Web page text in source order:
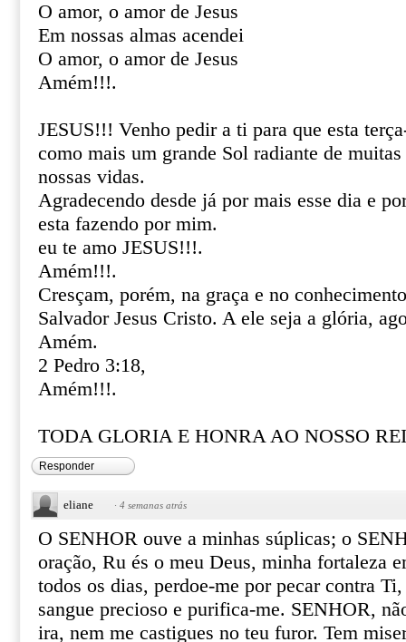
O amor, o amor de Jesus
Em nossas almas acendei
O amor, o amor de Jesus
Amém!!!.
JESUS!!! Venho pedir a ti para que esta
como mais um grande Sol radiante de muitas
nossas vidas.
Agradecendo desde já por mais esse dia e
esta fazendo por mim.
eu te amo JESUS!!!.
Amém!!!.
Cresçam, porém, na graça e no
Salvador Jesus Cristo. A ele seja a glória,
Amém.
2 Pedro 3:18,
Amém!!!.
TODA GLORIA E HONRA AO NOSSO
Responder
eliane · 4 semanas atrás
O SENHOR ouve a minhas súplicas; o
oração, Ru és o meu Deus, minha fortaleza
todos os dias, perdoe-me por pecar contra
sangue precioso e purifica-me. SENHOR,
ira, nem me castigues no teu furor. Tem